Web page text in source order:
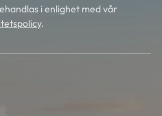
i enlighet med vår
.